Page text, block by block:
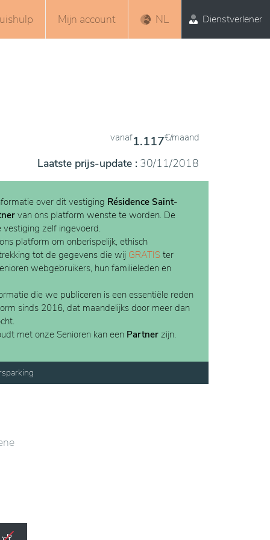
Mijn account NL Dienstverlener
vanaf1.117€/maand
Laatste prijs-update : 30/11/2018
over dit vestiging Résidence Saint-
van ons platform wenste te worden. De
zelf ingevoerd.
platform om onberispelijk, ethisch
tot de gegevens die wij GRATIS ter
webgebruikers, hun familieleden en
die we publiceren is een essentiële reden
sinds 2016, dat maandelijks door meer dan
met onze Senioren kan een Partner zijn.